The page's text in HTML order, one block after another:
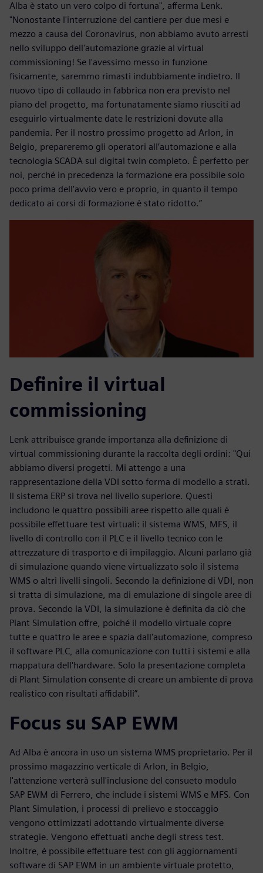
Alba è stato un vero colpo di fortuna", afferma Lenk.
"Nonostante l'interruzione del cantiere per due mesi e
mezzo a causa del Coronavirus, non abbiamo avuto arresti
nello sviluppo dell'automazione grazie al virtual
commissioning! Se l'avessimo messo in funzione
fisicamente, saremmo rimasti indubbiamente indietro. Il
nuovo tipo di collaudo in fabbrica non era previsto nel
piano del progetto, ma fortunatamente siamo riusciti ad
eseguirlo virtualmente date le restrizioni dovute alla
pandemia. Per il nostro prossimo progetto ad Arlon, in
Belgio, prepareremo gli operatori all’automazione e alla
tecnologia SCADA sul digital twin completo. È perfetto per
noi, perché in precedenza la formazione era possibile solo
poco prima dell’avvio vero e proprio, in quanto il tempo
dedicato ai corsi di formazione è stato ridotto.”
Definire il virtual
commissioning
Lenk attribuisce grande importanza alla definizione di
virtual commissioning durante la raccolta degli ordini: "Qui
abbiamo diversi progetti. Mi attengo a una
rappresentazione della VDI sotto forma di modello a strati.
Il sistema ERP si trova nel livello superiore. Questi
includono le quattro possibili aree rispetto alle quali è
possibile effettuare test virtuali: il sistema WMS, MFS, il
livello di controllo con il PLC e il livello tecnico con le
attrezzature di trasporto e di impilaggio. Alcuni parlano già
di simulazione quando viene virtualizzato solo il sistema
WMS o altri livelli singoli. Secondo la definizione di VDI, non
si tratta di simulazione, ma di emulazione di singole aree di
prova. Secondo la VDI, la simulazione è definita da ciò che
Plant Simulation offre, poiché il modello virtuale copre
tutte e quattro le aree e spazia dall'automazione, compreso
il software PLC, alla comunicazione con tutti i sistemi e alla
mappatura dell'hardware. Solo la presentazione completa
di Plant Simulation consente di creare un ambiente di prova
realistico con risultati affidabili”.
Focus su SAP EWM
Ad Alba è ancora in uso un sistema WMS proprietario. Per il
prossimo magazzino verticale di Arlon, in Belgio,
l'attenzione verterà sull'inclusione del consueto modulo
SAP EWM di Ferrero, che include i sistemi WMS e MFS. Con
Plant Simulation, i processi di prelievo e stoccaggio
vengono ottimizzati adottando virtualmente diverse
strategie. Vengono effettuati anche degli stress test.
Inoltre, è possibile effettuare test con gli aggiornamenti
software di SAP EWM in un ambiente virtuale protetto,